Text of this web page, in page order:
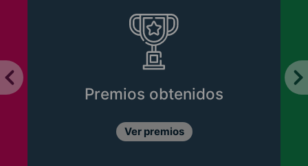
Premios obtenidos
Ver premios